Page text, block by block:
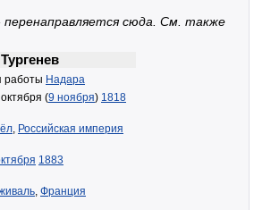
перенаправляется сюда. Cм. также
работы Надара
(9 ноября) 1818
, Российская империя
1883
, Франция